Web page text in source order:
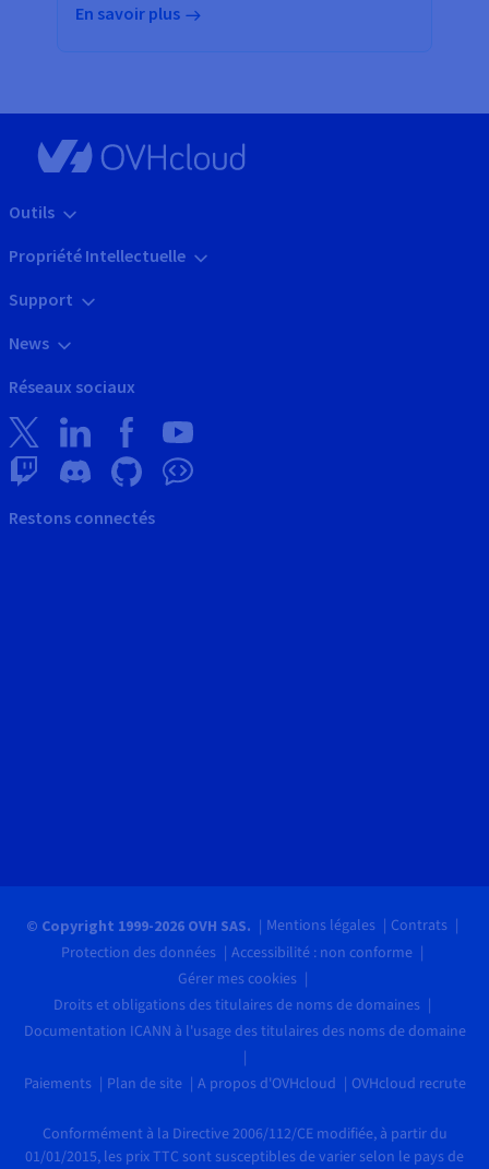
En savoir plus
Outils
Propriété Intellectuelle
Support
News
Réseaux sociaux
Restons connectés
© Copyright 1999-2026 OVH SAS. Mentions légales
Contrats
Protection des données
Accessibilité : non conforme
Gérer mes cookies
Droits et obligations des titulaires de noms de domaines
Documentation ICANN à l'usage des titulaires des noms de domaine
Paiements Plan de site A propos d'OVHcloud OVHcloud recrute
Conformément à la Directive 2006/112/CE modifiée, à partir du
01/01/2015, les prix TTC sont susceptibles de varier selon le pays de